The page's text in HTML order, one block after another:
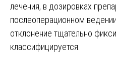
лечения, в дозировках
послеоперационном
отклонение тщательно
классифицируется.